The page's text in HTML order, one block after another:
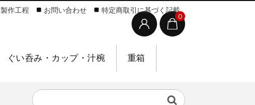
0
ぐい呑み・カップ・汁椀 重箱
製作工程 お問い合わせ 特定商取引に基づく記載